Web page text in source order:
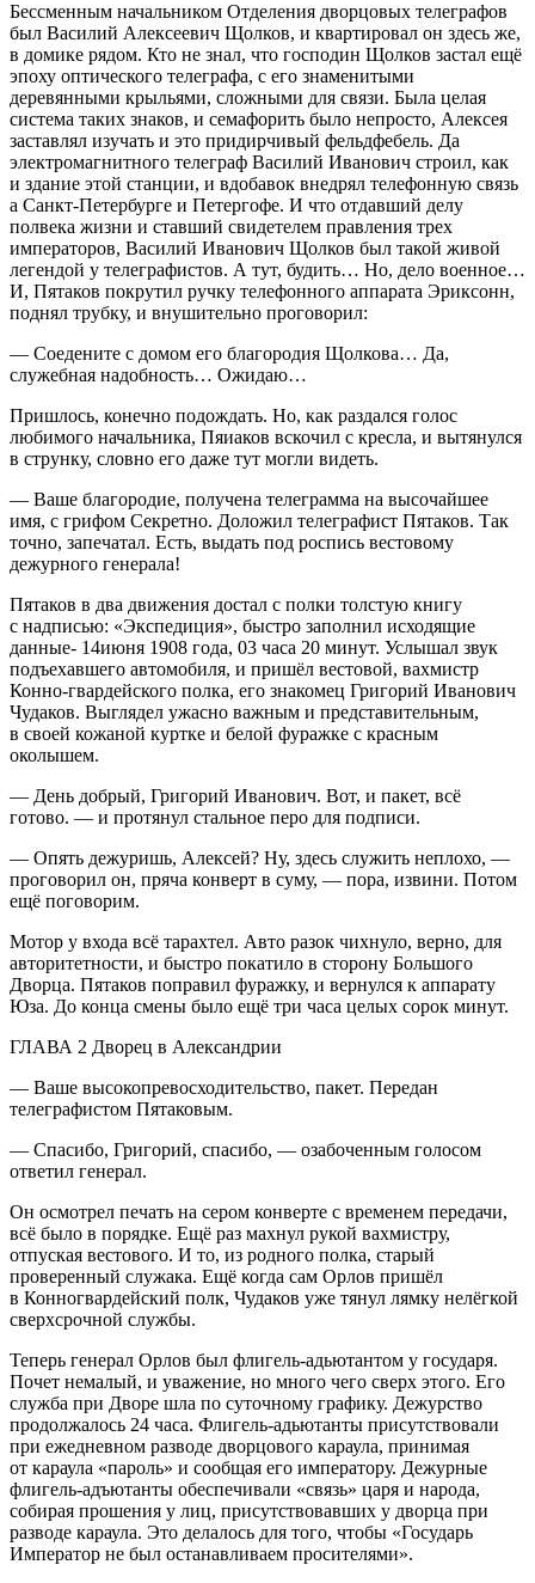
Бессменным начальником Отделения дворцовых телеграфов
был Василий Алексеевич Щолков, и квартировал он здесь же,
в домике рядом. Кто не знал, что господин Щолков застал ещё
эпоху оптического телеграфа, с его знаменитыми
деревянными крыльями, сложными для связи. Была целая
система таких знаков, и семафорить было непросто, Алексея
заставлял изучать и это придирчивый фельдфебель. Да
электромагнитного телеграф Василий Иванович строил, как
и здание этой станции, и вдобавок внедрял телефонную связь
а Санкт-Петербурге и Петергофе. И что отдавший делу
полвека жизни и ставший свидетелем правления трех
императоров, Василий Иванович Щолков был такой живой
легендой у телеграфистов. А тут, будить… Но, дело военное…
И, Пятаков покрутил ручку телефонного аппарата Эриксонн,
поднял трубку, и внушительно проговорил:
— Соедените с домом его благородия Щолкова… Да,
служебная надобность… Ожидаю…
Пришлось, конечно подождать. Но, как раздался голос
любимого начальника, Пяиаков вскочил с кресла, и вытянулся
в струнку, словно его даже тут могли видеть.
— Ваше благородие, получена телеграмма на высочайшее
имя, с грифом Секретно. Доложил телеграфист Пятаков. Так
точно, запечатал. Есть, выдать под роспись вестовому
дежурного генерала!
Пятаков в два движения достал с полки толстую книгу
с надписью: «Экспедиция», быстро заполнил исходящие
данные- 14июня 1908 года, 03 часа 20 минут. Услышал звук
подъехавшего автомобиля, и пришёл вестовой, вахмистр
Конно-гвардейского полка, его знакомец Григорий Иванович
Чудаков. Выглядел ужасно важным и представительным,
в своей кожаной куртке и белой фуражке с красным
околышем.
— День добрый, Григорий Иванович. Вот, и пакет, всё
готово. — и протянул стальное перо для подписи.
— Опять дежуришь, Алексей? Ну, здесь служить неплохо, —
проговорил он, пряча конверт в суму, — пора, извини. Потом
ещё поговорим.
Мотор у входа всё тарахтел. Авто разок чихнуло, верно, для
авторитетности, и быстро покатило в сторону Большого
Дворца. Пятаков поправил фуражку, и вернулся к аппарату
Юза. До конца смены было ещё три часа целых сорок минут.
ГЛАВА 2 Дворец в Александрии
— Ваше высокопревосходительство, пакет. Передан
телеграфистом Пятаковым.
— Спасибо, Григорий, спасибо, — озабоченным голосом
ответил генерал.
Он осмотрел печать на сером конверте с временем передачи,
всё было в порядке. Ещё раз махнул рукой вахмистру,
отпуская вестового. И то, из родного полка, старый
проверенный служака. Ещё когда сам Орлов пришёл
в Конногвардейский полк, Чудаков уже тянул лямку нелёгкой
сверхсрочной службы.
Теперь генерал Орлов был флигель-адьютантом у государя.
Почет немалый, и уважение, но много чего сверх этого. Его
служба при Дворе шла по суточному графику. Дежурство
продолжалось 24 часа. Флигель-адьютанты присутствовали
при ежедневном разводе дворцового караула, принимая
от караула «пароль» и сообщая его императору. Дежурные
флигель-адъютанты обеспечивали «связь» царя и народа,
собирая прошения у лиц, присутствовавших у дворца при
разводе караула. Это делалось для того, чтобы «Государь
Император не был останавливаем просителями».